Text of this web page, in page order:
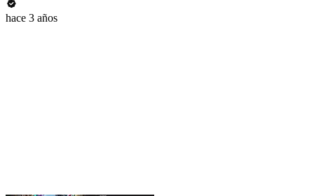
hace 3 años